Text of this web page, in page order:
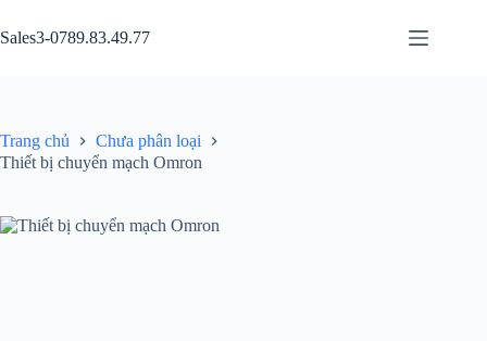
đến
phần
Sales3-0789.83.49.77
Trang chủ
Chưa phân loại
Thiết bị chuyển mạch Omron